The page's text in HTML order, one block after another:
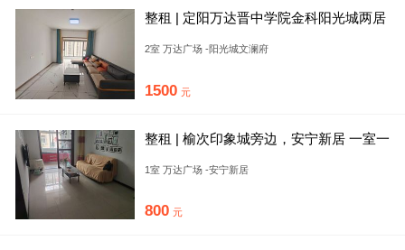
整租 | 定阳万达晋中学院金科阳光城两居
2室 万达广场 -阳光城文澜府
1500 元
整租 | 榆次印象城旁边，安宁新居 一室一
1室 万达广场 -安宁新居
800 元